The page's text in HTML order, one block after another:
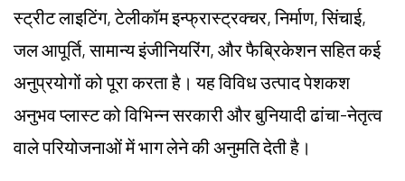
स्ट्रीट लाइटिंग, टेलीकॉम इन्फ्रास्ट्रक्चर, निर्माण, सिंचाई,
जल आपूर्ति, सामान्य इंजीनियरिंग, और फैब्रिकेशन सहित कई
अनुप्रयोगों को पूरा करता है। यह विविध उत्पाद पेशकश
अनुभव प्लास्ट को विभिन्न सरकारी और बुनियादी ढांचा-नेतृत्व
वाले परियोजनाओं में भाग लेने की अनुमति देती है।